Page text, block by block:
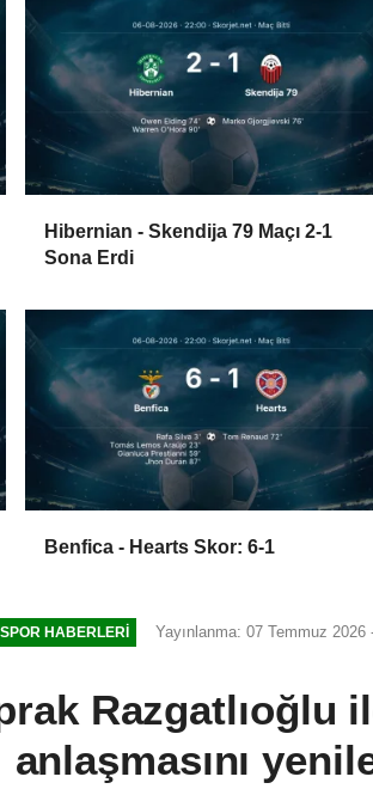
Hibernian - Skendija 79 Maçı 2-1
Sona Erdi
Benfica - Hearts Skor: 6-1
SPOR HABERLERI Yayınlanma: 07 Temmuz 2026
Razgatlıoğlu
anlaşmasını